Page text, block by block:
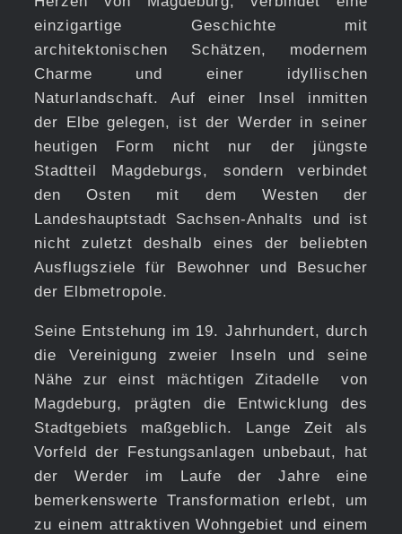
einzigartige Geschichte mit
architektonischen Schätzen, modernem
Charme und einer idyllischen
Naturlandschaft. Auf einer Insel inmitten
der Elbe gelegen, ist der Werder in seiner
heutigen Form nicht nur der jüngste
Stadtteil Magdeburgs, sondern verbindet
den Osten mit dem Westen der
Landeshauptstadt Sachsen-Anhalts und ist
nicht zuletzt deshalb eines der beliebten
Ausflugsziele für Bewohner und Besucher
der Elbmetropole.
Seine Entstehung im 19. Jahrhundert, durch
die Vereinigung zweier Inseln und seine
Nähe zur einst mächtigen Zitadelle von
Magdeburg, prägten die Entwicklung des
Stadtgebiets maßgeblich. Lange Zeit als
Vorfeld der Festungsanlagen unbebaut, hat
der Werder im Laufe der Jahre eine
bemerkenswerte Transformation erlebt, um
zu einem attraktiven Wohngebiet und einem